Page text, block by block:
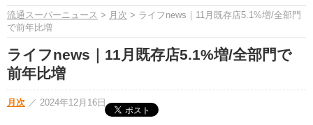
流通スーパーニュース > 月次 > ライフnews｜11月既存店5.1%増/全部門
で前年比増
ライフnews｜11月既存店5.1%増/全部門で
前年比増
月次 ／ 2024年12月16日